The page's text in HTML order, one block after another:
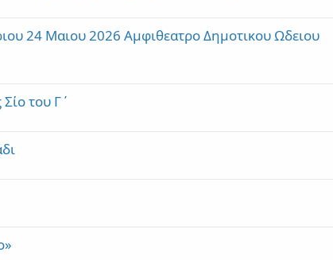
24 Μαιου 2026 Αμφιθεατρο Δημοτικου Ωδειου
του Γ΄